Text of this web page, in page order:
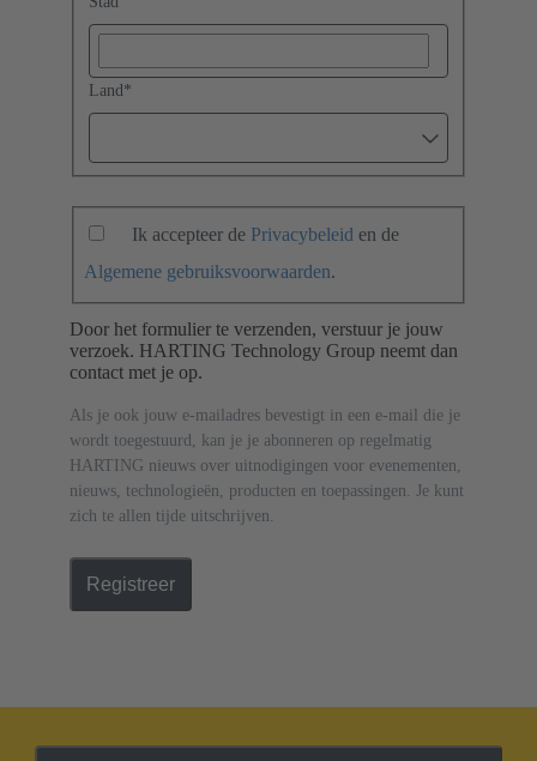
Land *
Ik accepteer de Privacybeleid en de
Algemene gebruiksvoorwaarden.
Door het formulier te verzenden, verstuur je jouw
verzoek. HARTING Technology Group neemt dan
contact met je op.
Als je ook jouw e-mailadres bevestigt in een e-mail die je
wordt toegestuurd, kan je je abonneren op regelmatig
HARTING nieuws over uitnodigingen voor evenementen,
nieuws, technologieën, producten en toepassingen. Je kunt
zich te allen tijde uitschrijven.
Registreer